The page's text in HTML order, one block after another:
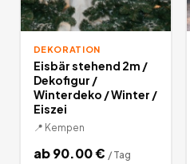
DEKORATION
Eisbär stehend 2m /
Dekofigur /
Winterdeko / Winter /
Eiszei
📍 Kempen
ab90.00€ / Tag